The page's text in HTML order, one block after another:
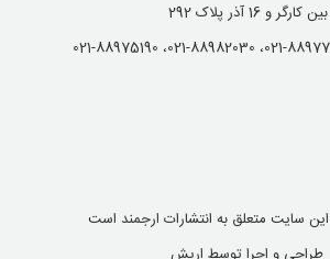
آذر پلاک 292
سایت متعلق به انتشارات ارجمند است
طراحی و اجرا توسط اریش